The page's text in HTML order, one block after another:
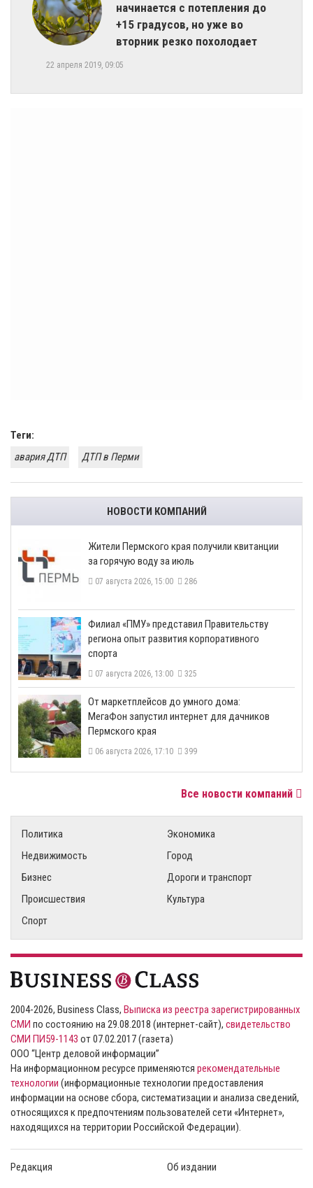
начинается с потепления до
+15 градусов, но уже во
вторник резко похолодает
22 апреля 2019, 09:05
Теги:
авария ДТП
ДТП в Перми
НОВОСТИ КОМПАНИЙ
​Жители Пермского края получили квитанции
за горячую воду за июль
07 августа 2026, 15:00 286
​Филиал «ПМУ» представил Правительству
региона опыт развития корпоративного
спорта
07 августа 2026, 13:00 325
От маркетплейсов до умного дома:
МегаФон запустил интернет для дачников
Пермского края
06 августа 2026, 17:10 399
Все новости компаний
Политика
Экономика
Недвижимость
Город
Бизнес
Дороги и транспорт
Происшествия
Культура
Спорт
2004-2026, Business Class, Выписка из реестра зарегистрированных
СМИ по состоянию на 29.08.2018 (интернет-сайт), свидетельство
СМИ ПИ59-1143 от 07.02.2017 (газета)
ООО “Центр деловой информации”
На информационном ресурсе применяются рекомендательные
технологии (информационные технологии предоставления
информации на основе сбора, систематизации и анализа сведений,
относящихся к предпочтениям пользователей сети «Интернет»,
находящихся на территории Российской Федерации).
Редакция Об издании